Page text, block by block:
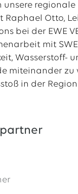
unsere
Raphael Otto,
bei der EWE
mit
Wasserstoff-
miteinander zu
in der